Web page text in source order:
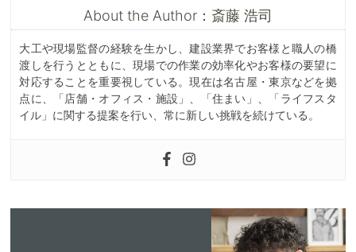
About the Author：斎藤 浩司
大工や現場監督の経験を生かし、建設業界でお客様と職人の橋
渡しを行うとともに、現場での作業の効率化やお客様の要望に
対応することを重要視している。現在は名古屋・東京などを拠
点に、「店舗・オフィス・施設」、「住まい」、「ライフスタ
イル」に関する提案を行い、常に新しい挑戦を続けている。